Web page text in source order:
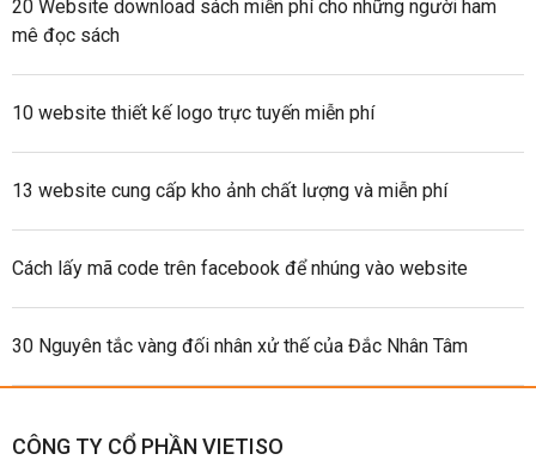
20 Website download sách miễn phí cho những người ham
mê đọc sách
10 website thiết kế logo trực tuyến miễn phí
13 website cung cấp kho ảnh chất lượng và miễn phí
Cách lấy mã code trên facebook để nhúng vào website
30 Nguyên tắc vàng đối nhân xử thế của Đắc Nhân Tâm
CÔNG TY CỔ PHẦN VIETISO